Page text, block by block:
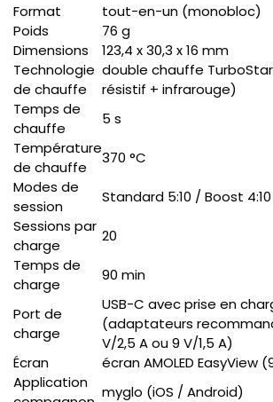
Format
tout-en-un (monobloc)
Poids
76 g
Dimensions
123,4 x 30,3 x 16 mm
Technologie
de chauffe
double chauffe
résistif + infrarouge)
Temps de
chauffe
5 s
Température
de chauffe
370 °C
Modes de
session
Standard 5:10 / Boost 4:10
Sessions par
charge
20
Temps de
charge
90 min
Port de
charge
USB-C avec prise en
(adaptateurs
V/2,5 A ou 9 V/1,5 A)
Écran
écran AMOLED EasyView
Application
myglo (iOS / Android)